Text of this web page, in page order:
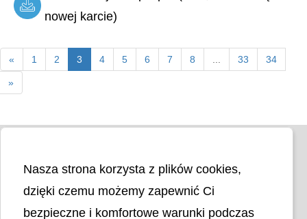
nowej karcie)
« 1 2 3 4 5 6 7 8 ... 33 34
»
Nasza strona korzysta z plików cookies,
dzięki czemu możemy zapewnić Ci
bezpieczne i komfortowe warunki podczas